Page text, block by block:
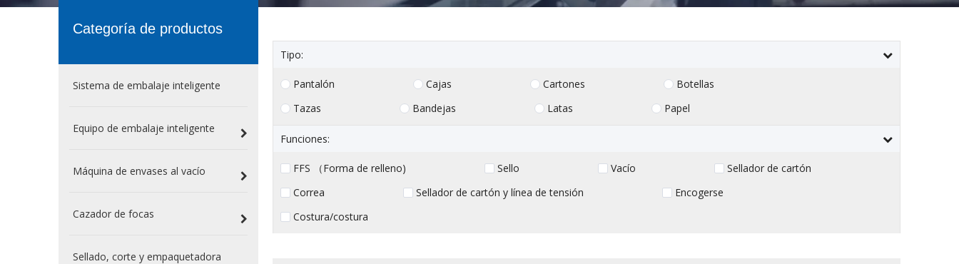
Categoría de productos
Sistema de embalaje inteligente
Equipo de embalaje inteligente
Máquina de envases al vacío
Cazador de focas
Sellado, corte y empaquetadora
Tipo:
Pantalón Cajas Cartones
Botellas
Tazas
Bandejas Latas Papel
Funciones:
FFS （Forma de relleno) Sello Vacío
Sellador de cartón
Correa
Sellador de cartón y línea de tensión
Encogerse
Costura/costura